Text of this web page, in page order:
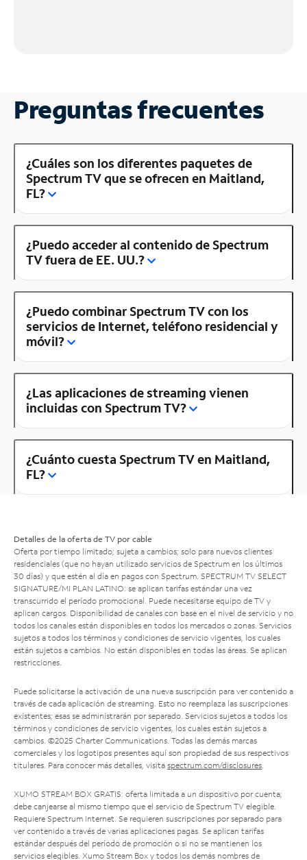
Preguntas frecuentes
¿Cuáles son los diferentes paquetes de
Spectrum TV que se ofrecen en Maitland,
FL?
¿Puedo acceder al contenido de Spectrum
TV fuera de EE. UU.?
¿Puedo combinar Spectrum TV con los
servicios de Internet, teléfono residencial y
móvil?
¿Las aplicaciones de streaming vienen
incluidas con Spectrum TV?
¿Cuánto cuesta Spectrum TV en Maitland,
FL?
Detalles de la oferta de TV por cable
Oferta por tiempo limitado; sujeta a cambios; solo para nuevos clientes
residenciales (que no hayan utilizado servicios de Spectrum en los últimos
30 días) y que estén al día en pagos con Spectrum. SPECTRUM TV SELECT
SIGNATURE/MI PLAN LATINO: se aplican tarifas estándar una vez
transcurrido el período promocional. Puede necesitarse equipo de TV y
aplican cargos. Disponibilidad de canales con base en el nivel de servicio y no
todos los canales están disponibles en todos los mercados o zonas. Servicios
sujetos a todos los términos y condiciones de servicio vigentes, los cuales
están sujetos a cambios. No están disponibles en todas las áreas. Se aplican
restricciones.
Puede solicitarse la activación de una nueva suscripción para ver contenido a
través de cada aplicación de streaming. Esto no reemplaza las suscripciones
existentes; esas se administrarán por separado. Servicios sujetos a todos los
términos y condiciones de servicio vigentes, los cuales están sujetos a
cambios. ©2025 Charter Communications. Todas las demás marcas
comerciales y los logotipos presentes aquí son propiedad de sus respectivos
titulares. Para conocer más detalles, visita spectrum.com/disclosures.
XUMO STREAM BOX GRATIS: oferta limitada a un dispositivo por cuenta;
debe canjearse al mismo tiempo que el servicio de Spectrum TV elegible.
Requiere Spectrum Internet. Se requieren suscripciones por separado para
ver contenido a través de varias aplicaciones pagas. Se aplican tarifas
estándar después del período de promoción o si no se mantienen los
servicios elegibles. Xumo Stream Box y todos los demás nombres de